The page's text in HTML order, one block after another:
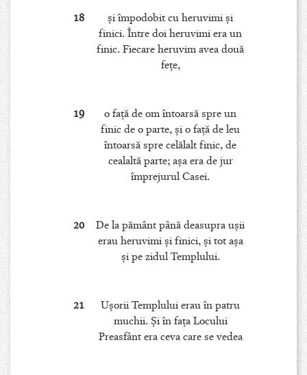
18
şi împodobit cu heruvimi şi
finici. Între doi heruvimi era un
finic. Fiecare heruvim avea două
feţe,
19
o faţă de om întoarsă spre un
finic de o parte, şi o faţă de leu
întoarsă spre celălalt finic, de
cealaltă parte; aşa era de jur
împrejurul Casei.
20
De la pământ până deasupra uşii
erau heruvimi şi finici, şi tot aşa
şi pe zidul Templului.
21
Uşorii Templului erau în patru
muchii. Şi în faţa Locului
Preasfânt era ceva care se vedea